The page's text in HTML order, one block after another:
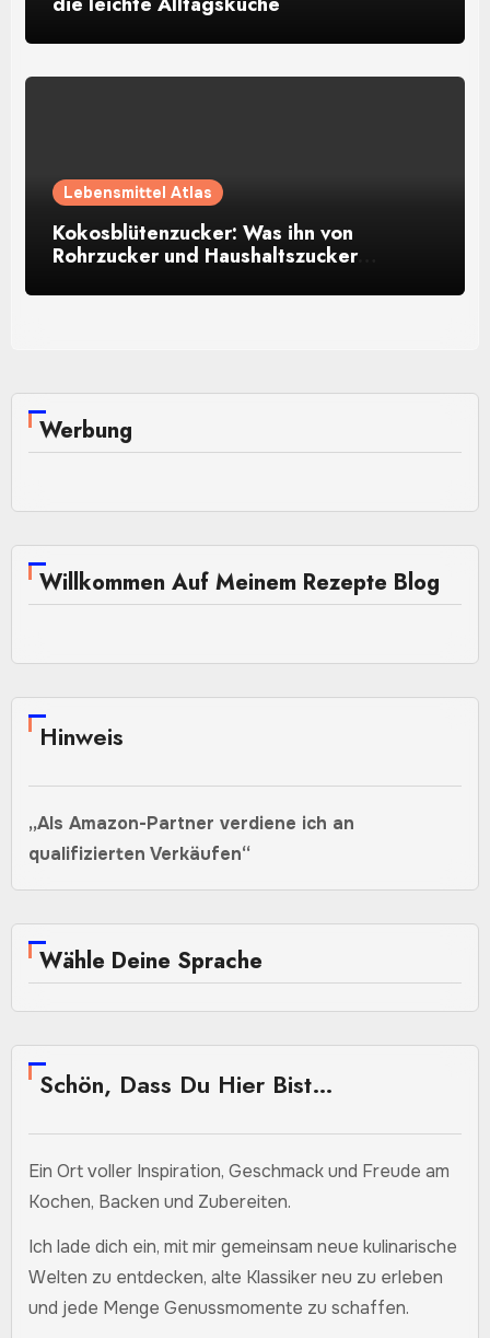
Lebensmittel Atlas
Kokosblütenzucker: Was ihn von
Rohrzucker und Haushaltszucker
Werbung
Willkommen Auf Meinem Rezepte Blog
Hinweis
„Als Amazon-Partner verdiene ich an
qualifizierten Verkäufen“
Wähle Deine Sprache
Schön, Dass Du Hier Bist…
Ein Ort voller Inspiration, Geschmack und Freude am
Kochen, Backen und Zubereiten.
Ich lade dich ein, mit mir gemeinsam neue kulinarische
Welten zu entdecken, alte Klassiker neu zu erleben
und jede Menge Genussmomente zu schaffen.